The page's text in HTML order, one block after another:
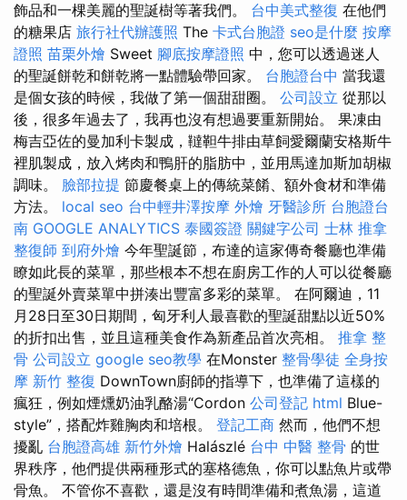
飾品和一棵美麗的聖誕樹等著我們。 台中美式整復 在他們
的糖果店 旅行社代辦護照 The 卡式台胞證 seo是什麼 按摩
證照 苗栗外燴 Sweet 腳底按摩證照 中，您可以透過迷人
的聖誕餅乾和餅乾將一點體驗帶回家。 台胞證台中 當我還
是個女孩的時候，我做了第一個甜甜圈。 公司設立 從那以
後，很多年過去了，我再也沒有想過要重新開始。 果凍由
梅吉亞佐的曼加利卡製成，韃靼牛排由草飼愛爾蘭安格斯牛
裡肌製成，放入烤肉和鴨肝的脂肪中，並用馬達加斯加胡椒
調味。 臉部拉提 節慶餐桌上的傳統菜餚、額外食材和準備
方法。 local seo 台中輕井澤按摩 外燴 牙醫診所 台胞證台
南 GOOGLE ANALYTICS 泰國簽證 關鍵字公司 士林 推拿
整復師 到府外燴 今年聖誕節，布達的這家傳奇餐廳也準備
瞭如此長的菜單，那些根本不想在廚房工作的人可以從餐廳
的聖誕外賣菜單中拼湊出豐富多彩的菜單。 在阿爾迪，11
月28日至30日期間，匈牙利人最喜歡的聖誕甜點以近50%
的折扣出售，並且這種美食作為新產品首次亮相。 推拿 整
骨 公司設立 google seo教學 在Monster 整骨學徒 全身按
摩 新竹 整復 DownTown廚師的指導下，也準備了這樣的
瘋狂，例如煙燻奶油乳酪湯“Cordon 公司登記 html Blue-
style”，搭配炸雞胸肉和培根。 登記工商 然而，他們不想
擾亂 台胞證高雄 新竹外燴 Halászlé 台中 中醫 整骨 的世
界秩序，他們提供兩種形式的塞格德魚，你可以點魚片或帶
骨魚。 不管你不喜歡，還是沒有時間準備和煮魚湯，這道